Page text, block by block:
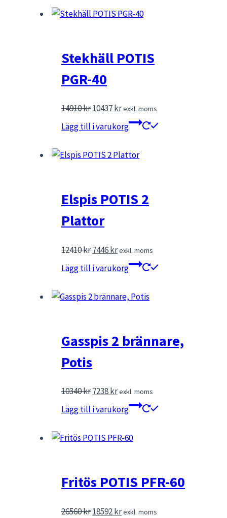
19000 kr.13300 kr.
Stekhäll POTIS
PGR-40
14910krDet
ursprungliga
14910 kr.
10437krDet
nuvarande
priset
10437 kr.
exkl. moms
Lägg till i varukorg
Elspis POTIS 2
Plattor
12410krDet
ursprungliga
var:
12410 kr.
7446krDet
nuvarande
priset
7446 kr.
exkl. moms
Lägg till i varukorg
Gasspis 2 brännare,
Potis
10340krDet
ursprungliga
10340 kr.
7238krDet
nuvarande
priset
7238 kr.
exkl. moms
Lägg till i varukorg
Fritös POTIS PFR-60
26560krDet
18592krDet
exkl. moms